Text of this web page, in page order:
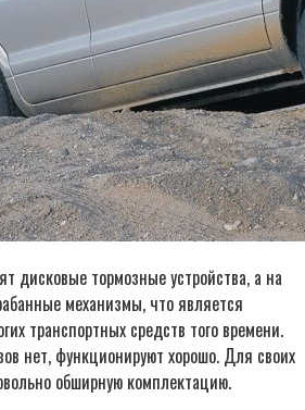
дисковые тормозные устройства, а на
механизмы, что является
транспортных средств того времени.
нет, функционируют хорошо. Для своих
обширную комплектацию.